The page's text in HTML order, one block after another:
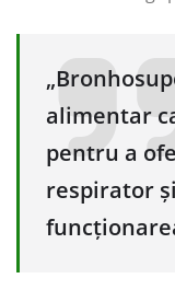
alimentar
pentru a
respirator